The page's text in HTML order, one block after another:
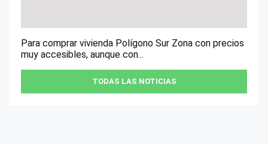
Para comprar vivienda Polígono Sur Zona con precios
muy accesibles, aunque con...
TODAS LAS NOTICIAS